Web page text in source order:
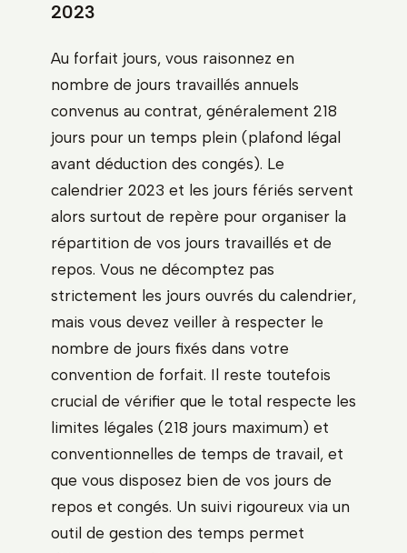
2023
Au forfait jours, vous raisonnez en
nombre de jours travaillés annuels
convenus au contrat, généralement 218
jours pour un temps plein (plafond légal
avant déduction des congés). Le
calendrier 2023 et les jours fériés servent
alors surtout de repère pour organiser la
répartition de vos jours travaillés et de
repos. Vous ne décomptez pas
strictement les jours ouvrés du calendrier,
mais vous devez veiller à respecter le
nombre de jours fixés dans votre
convention de forfait. Il reste toutefois
crucial de vérifier que le total respecte les
limites légales (218 jours maximum) et
conventionnelles de temps de travail, et
que vous disposez bien de vos jours de
repos et congés. Un suivi rigoureux via un
outil de gestion des temps permet